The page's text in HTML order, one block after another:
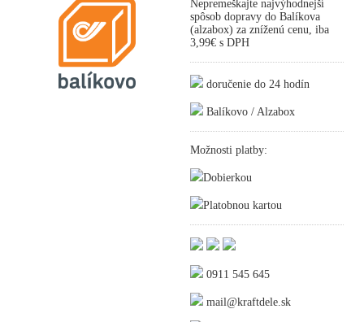
Nepremeškajte najvýhodnejší
spôsob dopravy do Balíkova
(alzabox) za zníženú cenu, iba
3,99€ s DPH
doručenie do 24 hodín
Balíkovo / Alzabox
Možnosti platby:
Dobierkou
Platobnou kartou
0911 545 645
mail@kraftdele.sk